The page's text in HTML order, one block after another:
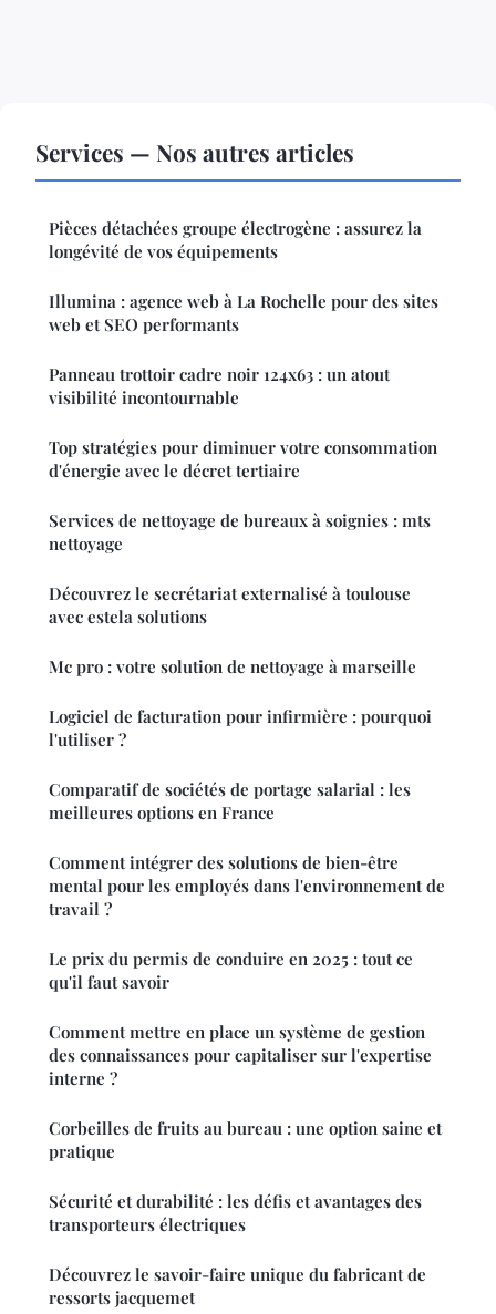
Services — Nos autres articles
Pièces détachées groupe électrogène : assurez la
longévité de vos équipements
Illumina : agence web à La Rochelle pour des sites
web et SEO performants
Panneau trottoir cadre noir 124x63 : un atout
visibilité incontournable
Top stratégies pour diminuer votre consommation
d'énergie avec le décret tertiaire
Services de nettoyage de bureaux à soignies : mts
nettoyage
Découvrez le secrétariat externalisé à toulouse
avec estela solutions
Mc pro : votre solution de nettoyage à marseille
Logiciel de facturation pour infirmière : pourquoi
l'utiliser ?
Comparatif de sociétés de portage salarial : les
meilleures options en France
Comment intégrer des solutions de bien-être
mental pour les employés dans l'environnement de
travail ?
Le prix du permis de conduire en 2025 : tout ce
qu'il faut savoir
Comment mettre en place un système de gestion
des connaissances pour capitaliser sur l'expertise
interne ?
Corbeilles de fruits au bureau : une option saine et
pratique
Sécurité et durabilité : les défis et avantages des
transporteurs électriques
Découvrez le savoir-faire unique du fabricant de
ressorts jacquemet